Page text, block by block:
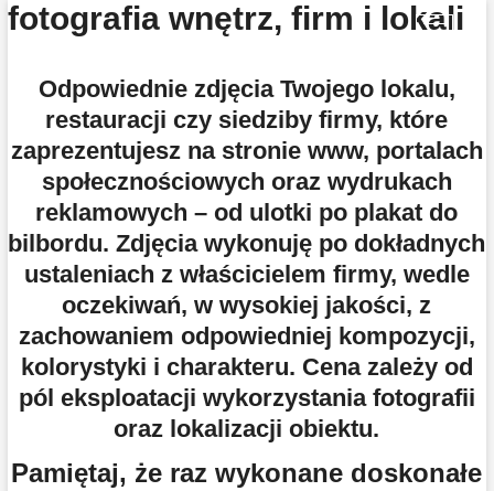
Przejdź
do
P
z
y
c
i
s
m
e
n
u
fotografia wnętrz, firm i lokali
Odpowiednie zdjęcia Twojego lokalu,
restauracji czy siedziby firmy, które
zaprezentujesz na stronie www, portalach
społecznościowych oraz wydrukach
reklamowych – od ulotki po plakat do
bilbordu. Zdjęcia wykonuję po dokładnych
ustaleniach z właścicielem firmy, wedle
oczekiwań, w wysokiej jakości, z
zachowaniem odpowiedniej kompozycji,
kolorystyki i charakteru. Cena zależy od
pól eksploatacji wykorzystania fotografii
oraz lokalizacji obiektu.
Pamiętaj, że raz wykonane doskonałe